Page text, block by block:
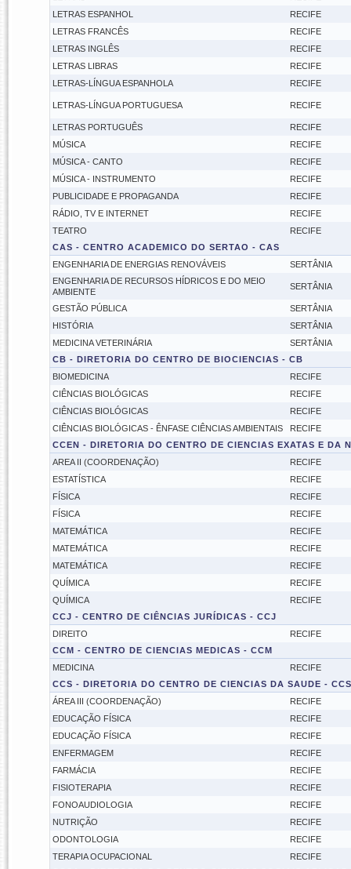
LETRAS ESPANHOL
RECIFE
LETRAS FRANCÊS
RECIFE
LETRAS INGLÊS
RECIFE
LETRAS LIBRAS
RECIFE
LETRAS-LÍNGUA ESPANHOLA
RECIFE
LETRAS-LÍNGUA PORTUGUESA RECIFE
LETRAS PORTUGUÊS
RECIFE
MÚSICA
RECIFE
MÚSICA - CANTO
RECIFE
MÚSICA - INSTRUMENTO
RECIFE
PUBLICIDADE E PROPAGANDA
RECIFE
RÁDIO, TV E INTERNET
RECIFE
TEATRO
RECIFE
CAS - CENTRO ACADEMICO DO SERTAO - CAS
ENGENHARIA DE ENERGIAS RENOVÁVEIS
SERTÂNIA
ENGENHARIA DE RECURSOS HÍDRICOS E DO MEIO
AMBIENTE
SERTÂNIA
GESTÃO PÚBLICA
SERTÂNIA
HISTÓRIA
SERTÂNIA
MEDICINA VETERINÁRIA
SERTÂNIA
CB - DIRETORIA DO CENTRO DE BIOCIENCIAS - CB
BIOMEDICINA
RECIFE
CIÊNCIAS BIOLÓGICAS
RECIFE
CIÊNCIAS BIOLÓGICAS
RECIFE
CIÊNCIAS BIOLÓGICAS - ÊNFASE CIÊNCIAS AMBIENTAIS
RECIFE
CCEN - DIRETORIA DO CENTRO DE CIENCIAS EXATAS E DA
AREA II (COORDENAÇÃO)
RECIFE
ESTATÍSTICA
RECIFE
FÍSICA
RECIFE
FÍSICA
RECIFE
MATEMÁTICA
RECIFE
MATEMÁTICA
RECIFE
MATEMÁTICA
RECIFE
QUÍMICA
RECIFE
QUÍMICA
RECIFE
CCJ - CENTRO DE CIÊNCIAS JURÍDICAS - CCJ
DIREITO
RECIFE
CCM - CENTRO DE CIENCIAS MEDICAS - CCM
MEDICINA
RECIFE
CCS - DIRETORIA DO CENTRO DE CIENCIAS DA SAUDE - CCS
ÁREA III (COORDENAÇÃO)
RECIFE
EDUCAÇÃO FÍSICA
RECIFE
EDUCAÇÃO FÍSICA
RECIFE
ENFERMAGEM
RECIFE
FARMÁCIA
RECIFE
FISIOTERAPIA
RECIFE
FONOAUDIOLOGIA
RECIFE
NUTRIÇÃO
RECIFE
ODONTOLOGIA
RECIFE
TERAPIA OCUPACIONAL
RECIFE